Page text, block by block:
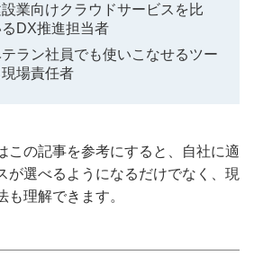
業向けクラウドサービスを比
DX推進担当者
ラン社員でも使いこなせるツー
場責任者
この記事を参考にすると、自社に適
が選べるようになるだけでなく、現
理解できます。